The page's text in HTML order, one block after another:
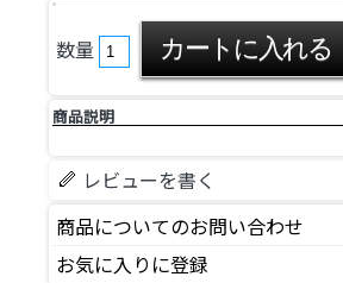
数量
商品説明
レビューを書く
商品についてのお問い合わせ
お気に入りに登録